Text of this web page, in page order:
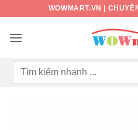
nội
WOWMART.VN |
Tìm